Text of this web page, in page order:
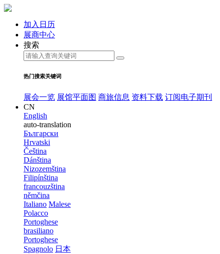
加入日历
展商中心
搜索
热门搜索关键词
展会一览 展馆平面图 商旅信息 资料下载 订阅电子期刊
CN
English
auto-translation
Български
Hrvatski
Čeština
Dánština
Nizozemština
Filipínština
francouzština
němčina
Italiano Malese
Polacco
Portoghese
brasiliano
Portoghese
Spagnolo 日本